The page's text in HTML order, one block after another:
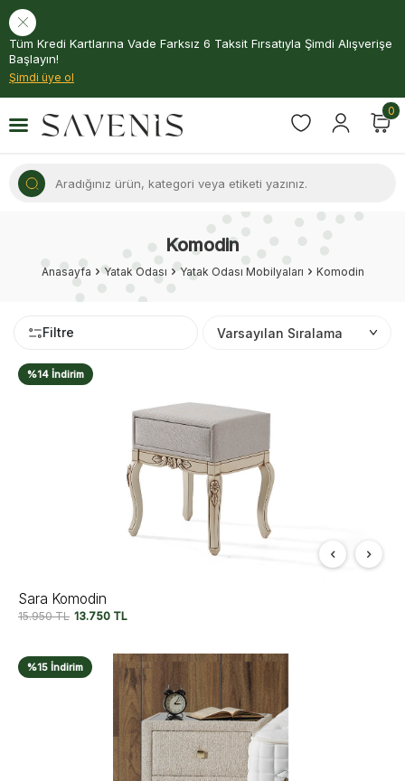
Tüm Kredi Kartlarına Vade Farksız 6 Taksit Fırsatıyla Şimdi Alışverişe
Başlayın!
Şimdi üye ol
0
Komodin
Anasayfa Yatak Odası Yatak Odası Mobilyaları Komodin
Filtre
%14 İndirim
Sara Komodin
15.950TL 13.750 TL
%15 İndirim